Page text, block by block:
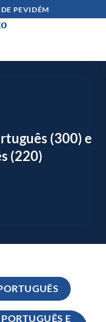
PEVIDÉM
(300) e
(220)
E